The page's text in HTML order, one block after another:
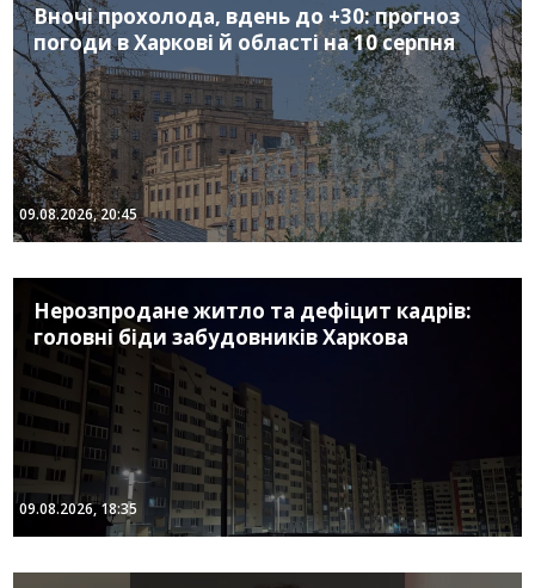
Вночі прохолода, вдень до +30: прогноз
погоди в Харкові й області на 10 серпня
09.08.2026, 20:45
Нерозпродане житло та дефіцит кадрів:
головні біди забудовників Харкова
09.08.2026, 18:35